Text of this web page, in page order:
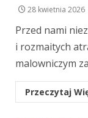
28 kwietnia 2026
Przed nami
i rozmaitych
malowniczym
Przeczytaj